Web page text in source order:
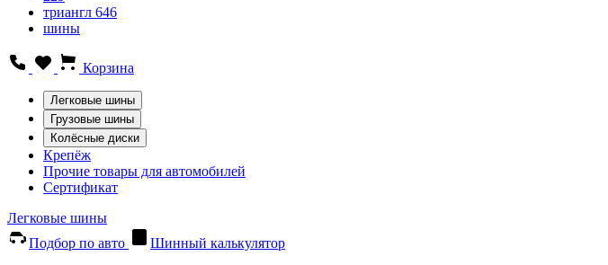
триангл 646
шины
Корзина
Легковые шины
Грузовые шины
Колёсные диски
Крепёж
Прочие товары для автомобилей
Сертификат
Легковые шины
Подбор по авто
Шинный калькулятор